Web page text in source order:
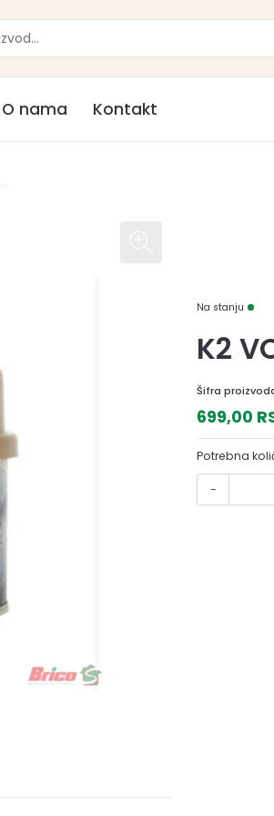
O nama Kontakt
Na stanju
K2
Šifra
699,00
Potrebna
-